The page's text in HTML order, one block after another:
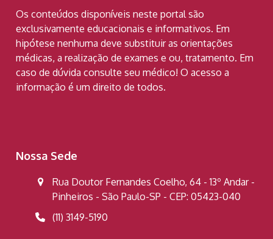
Os conteúdos disponíveis neste portal são
exclusivamente educacionais e informativos. Em
hipótese nenhuma deve substituir as orientações
médicas, a realização de exames e ou, tratamento. Em
caso de dúvida consulte seu médico! O acesso a
informação é um direito de todos.
Nossa Sede
Rua Doutor Fernandes Coelho, 64 - 13º Andar -
Pinheiros - São Paulo-SP - CEP: 05423-040
(11) 3149-5190